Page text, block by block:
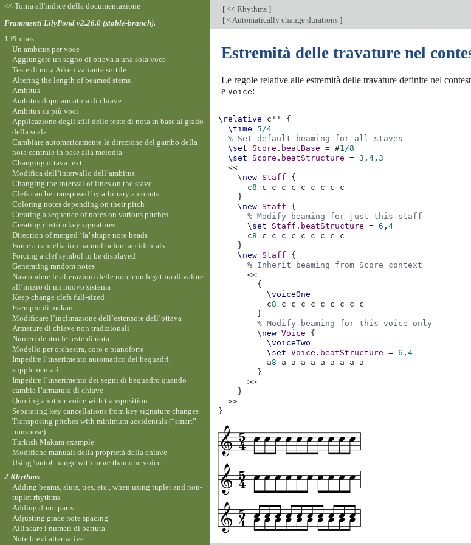
[ << Rhythms ]
[ < Automatically change durations ]
Estremità delle travature nel
Le regole relative alle estremità delle travature definite nel
e Voice:
\relative c''
{
\time
5/4
% Set default beaming for all staves
\set
Score . beatBase = #1/8
\set
Score . beatStructure = 3 ,4 ,3
<<
\new Staff
{
c8 c c c c c c c c
c
}
\new Staff
{
% Modify beaming for just this staff
\set
Staff . beatStructure = 6 ,4
c8 c c c c c c c c
c
}
\new Staff
{
% Inherit beaming from Score context
<<
{
\voiceOne
c8 c c c c c c c c
c
}
% Modify beaming for this voice only
\new Voice
{
\voiceTwo
\set
Voice . beatStructure = 6 ,4
a8 a a a a a a a a
a
}
>>
}
>>
}
<< Torna all'indice della documentazione
Frammenti LilyPond v2.26.0 (stable-branch).
1 Pitches
Un ambitus per voce
Aggiungere un segno di ottava a una sola voce
Teste di nota Aiken variante sottile
Altering the length of beamed stems
Ambitus
Ambitus dopo armatura di chiave
Ambitus su più voci
Applicazione degli stili delle teste di nota in base al grado
della scala
Cambiare automaticamente la direzione del gambo della
nota centrale in base alla melodia
Changing ottava text
Modifica dell’intervallo dell’ambitus
Changing the interval of lines on the stave
Clefs can be transposed by arbitrary amounts
Coloring notes depending on their pitch
Creating a sequence of notes on various pitches
Creating custom key signatures
Direction of merged ‘fa’ shape note heads
Force a cancellation natural before accidentals
Forcing a clef symbol to be displayed
Generating random notes
Nascondere le alterazioni delle note con legatura di valore
all’inizio di un nuovo sistema
Keep change clefs full-sized
Esempio di makam
Modificare l’inclinazione dell’estensore dell’ottava
Armature di chiave non tradizionali
Numeri dentro le teste di nota
Modello per orchestra, coro e pianoforte
Impedire l’inserimento automatico dei bequadri
supplementari
Impedire l’inserimento dei segni di bequadro quando
cambia l’armatura di chiave
Quoting another voice with transposition
Separating key cancellations from key signature changes
Transposing pitches with minimum accidentals (“smart”
transpose)
Turkish Makam example
Modifiche manuali della proprietà della chiave
Using \autoChange with more than one voice
2 Rhythms
Adding beams, slurs, ties, etc., when using tuplet and non-
tuplet rhythms
Adding drum parts
Adjusting grace note spacing
Allineare i numeri di battuta
Note brevi alternative